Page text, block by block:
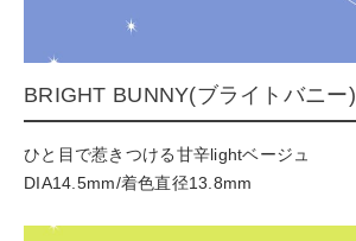
BRIGHT BUNNY(ブライトバニー)
ひと目で惹きつける甘辛lightベージュ
DIA14.5mm/着色直径13.8mm